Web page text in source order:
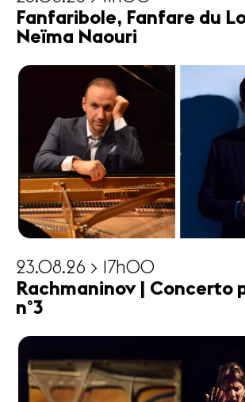
Fanfaribole, Fanfare du
Neïma Naouri
23.08.26 > 17h00
Rachmaninov | Concerto
n°3